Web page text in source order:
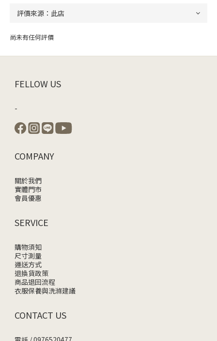
尚未有任何評價
FELLOW US
-
COMPANY
關於我們
實體門市
會員優惠
SERVICE
購物須知
尺寸測量
運送方式
退換貨政策
商品退回流程
衣服保養與洗滌建議
CONTACT US